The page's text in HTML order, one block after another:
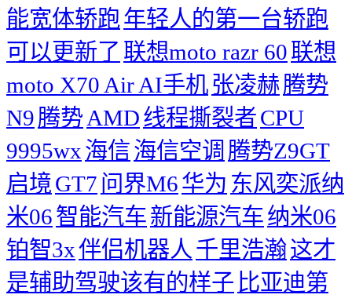
能宽体轿跑年轻人的第一台轿跑
可以更新了 联想moto razr 60联想
moto X70 Air AI手机张凌赫腾势
N9腾势AMD线程撕裂者CPU
9995wx海信海信空调 腾势Z9GT
启境GT7 问界M6华为 东风奕派纳
米06智能汽车新能源汽车纳米06
铂智3x伴侣机器人 千里浩瀚这才
是辅助驾驶该有的样子 比亚迪第